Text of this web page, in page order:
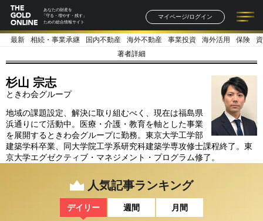
あなたの財産を
「守る・増やす・残す」
ための総合情報サイト
マイページ/ログイン
記事一覧 連載一覧
著者一覧 書籍一覧
最新 相続・事業承継 国内不動産 海外不動産 事業投資 海外活用 保険
著者詳細
杉山 宗志
ときわ会グループ
地域の課題設定、解決に取り組むべく、現在は福島県
浜通りにて活動中。医療・介護・教育を軸とした事業
を展開するときわ会グループに勤務。東京大学工学部
建築学科卒業、同大学院工学系研究科建築学専攻修士課程終了。東
京大学エグゼクティブ・マネジメント・プログラム修了。
人気記事ランキング
デイリー 週間 月間